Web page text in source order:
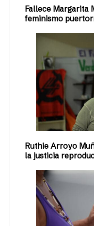
Fallece Margarita
feminismo
Ruthie Arroyo
la justicia